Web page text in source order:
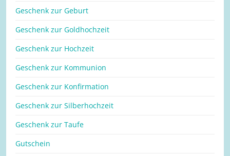
Geschenk zur Geburt
Geschenk zur Goldhochzeit
Geschenk zur Hochzeit
Geschenk zur Kommunion
Geschenk zur Konfirmation
Geschenk zur Silberhochzeit
Geschenk zur Taufe
Gutschein